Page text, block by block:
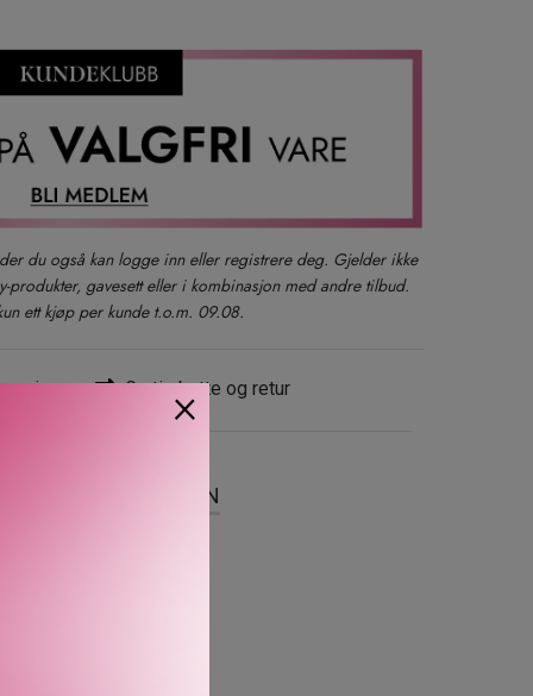
du også kan logge inn eller registrere deg. Gjelder ikke
produkter, gavesett eller i kombinasjon med andre tilbud.
ett kjøp per kunde t.o.m. 09.08.
Gratis bytte og retur
OM MERKEVAREN
minnet om et
inn i treets indre –
×